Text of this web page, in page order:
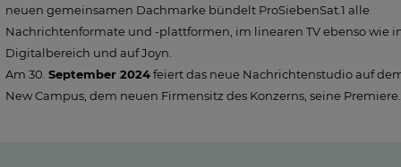
neuen gemeinsamen Dachmarke bündelt ProSiebenSat.1 alle
Nachrichtenformate und -plattformen, im linearen TV ebenso wie
Digitalbereich und auf Joyn.
Am 30. September 2024feiert das neue Nachrichtenstudio auf
New Campus, dem neuen Firmensitz des Konzerns, seine Premiere.